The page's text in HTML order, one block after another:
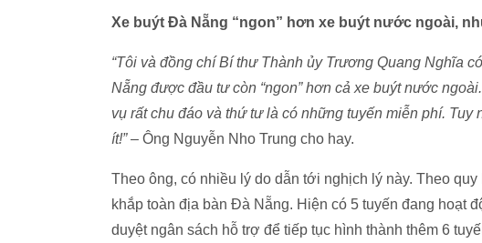
Xe buýt Đà Nẵng “ngon” hơn xe buýt nước ngoài,
“Tôi và đồng chí Bí thư Thành ủy Trương Quang Nghĩa
Nẵng được đầu tư còn “ngon” hơn cả xe buýt nước
vụ rất chu đáo và thứ tư là có những tuyến miễn phí.
ít!”– Ông Nguyễn Nho Trung cho hay.
Theo ông, có nhiều lý do dẫn tới nghịch lý này. Theo
khắp toàn địa bàn Đà Nẵng. Hiện có 5 tuyến đang hoạt
duyệt ngân sách hỗ trợ để tiếp tục hình thành thêm 6